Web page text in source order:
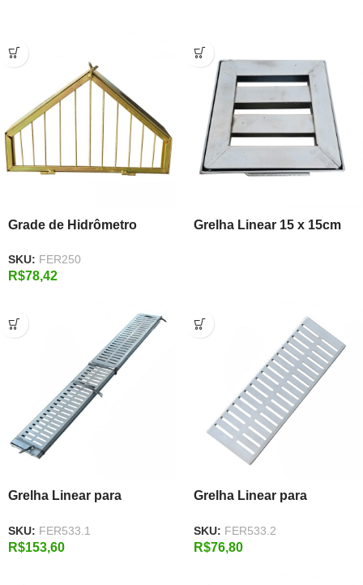
Grade de Hidrômetro
Aço Galvanizado
SKU: FER250
R$78,42
Grelha Linear 15 x 15cm
Grelha Linear para
Galvanizado 15×100 cm
SKU: FER533.1
R$153,60
Grelha Linear para
Galvanizado 15×50 cm
SKU: FER533.2
R$76,80